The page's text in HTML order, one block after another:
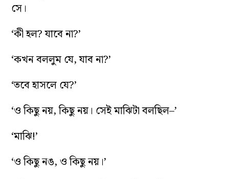
সে।
‘কী হল? যাবে না?’
‘কখন বললুম যে, যাব না?’
‘তবে হাসলে যে?’
‘ও কিছু নয়, কিছু নয়। সেই মাঝিটা বলছিল–’
‘মাঝি!’
‘ও কিছু নঙ, ও কিছু নয়।’